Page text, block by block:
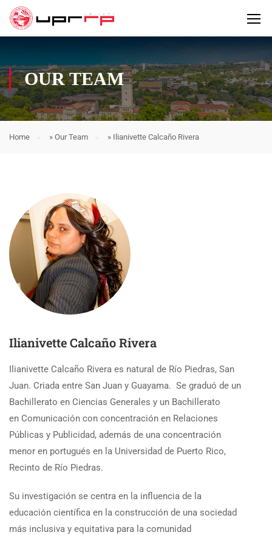
OUR TEAM
Home » Our Team » Ilianivette Calcaño Rivera
Ilianivette Calcaño Rivera
Ilianivette Calcaño Rivera es natural de Río Piedras, San
Juan. Criada entre San Juan y Guayama. Se graduó de un
Bachillerato en Ciencias Generales y un Bachillerato
en Comunicación con concentración en Relaciones
Públicas y Publicidad, además de una concentración
menor en portugués en la Universidad de Puerto Rico,
Recinto de Río Piedras.
Su investigación se centra en la influencia de la
educación científica en la construcción de una sociedad
más inclusiva y equitativa para la comunidad